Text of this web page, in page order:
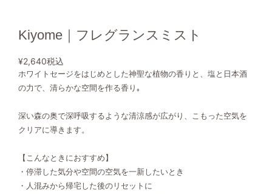
Kiyome｜フレグランスミスト
¥2,640税込
ホワイトセージをはじめとした神聖な植物の香りと、塩と日本酒
の力で、清らかな空間を作る香り｡
深い森の奥で深呼吸するような清涼感が広がり、こもった空気を
クリアに導きます。
【こんなときにおすすめ】
・停滞した気分や空間の空気を一新したいとき
・人混みから帰宅した後のリセットに